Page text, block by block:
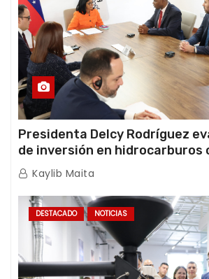
Presidenta Delcy Rodríguez
de inversión en hidrocarburos
Africana de Energía
Kaylib Maita
DESTACADO NOTICIAS